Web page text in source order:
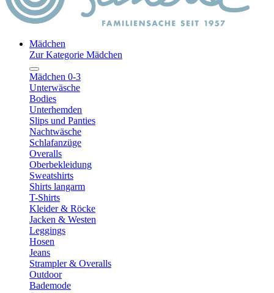
Mädchen
Zur Kategorie Mädchen
Mädchen 0-3
Unterwäsche
Bodies
Unterhemden
Slips und Panties
Nachtwäsche
Schlafanzüge
Overalls
Oberbekleidung
Sweatshirts
Shirts langarm
T-Shirts
Kleider & Röcke
Jacken & Westen
Leggings
Hosen
Jeans
Strampler & Overalls
Outdoor
Bademode